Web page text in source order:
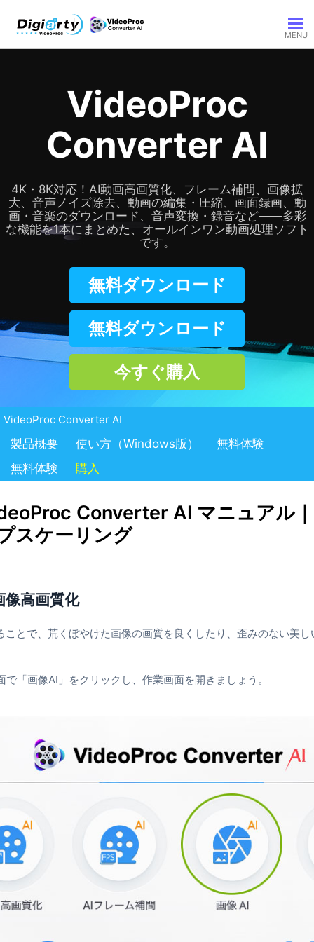
動画処理製品
AIツール
動画編集製品
製品機能
サポート
お問い合わせ
VideoProc
Converter AI
4K・8K対応！AI動画高画質化、フレーム補間、画像拡
大、音声ノイズ除去、動画の編集・圧縮、画面録画、動
画・音楽のダウンロード、音声変換・録音など――多彩
な機能を1本にまとめた、オールインワン動画処理ソフト
です。
無料ダウンロード
無料ダウンロード
今すぐ購入
VideoProc Converter AI
製品概要 使い方（Windows版）
無料体験
無料体験
購入
Converter AI マニュアル
スケーリング
高画質化
ことで、荒くぼやけた画像の画質を良くしたり、歪みのない美
で「画像AI」をクリックし、作業画面を開きましょう。